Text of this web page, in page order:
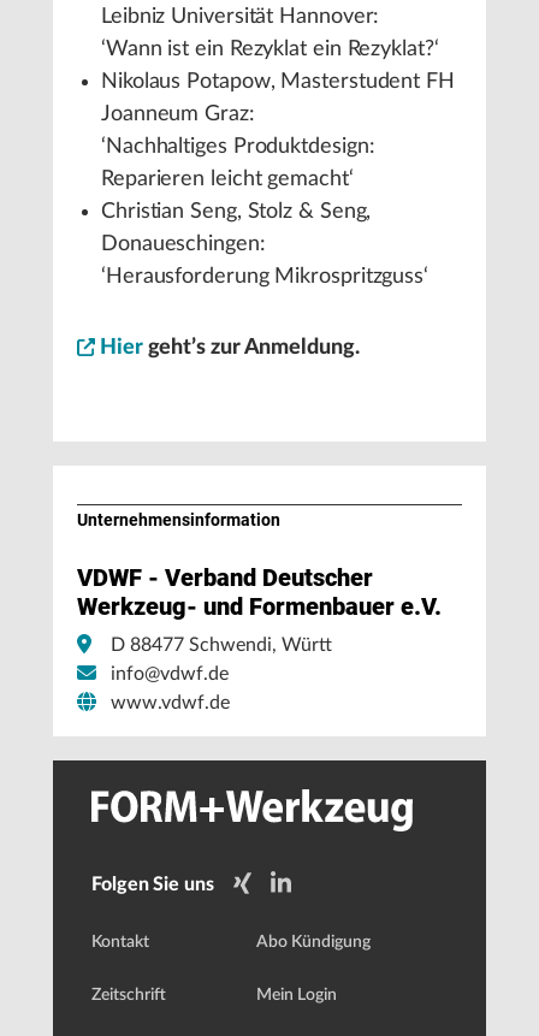
Leibniz Universität Hannover:
‘Wann ist ein Rezyklat ein Rezyklat?‘
Nikolaus Potapow, Masterstudent FH
Joanneum Graz:
‘Nachhaltiges Produktdesign:
Reparieren leicht gemacht‘
Christian Seng, Stolz & Seng,
Donaueschingen:
‘Herausforderung Mikrospritzguss‘
Hiergeht’s zur Anmeldung.
Unternehmens­information
VDWF - Verband Deutscher
Werkzeug- und Formenbauer e.V.
D 88477 Schwendi, Württ
info@vdwf.de
www.vdwf.de
Folgen Sie uns
Kontakt
Zeitschrift
Abo Kündigung
Mein Login